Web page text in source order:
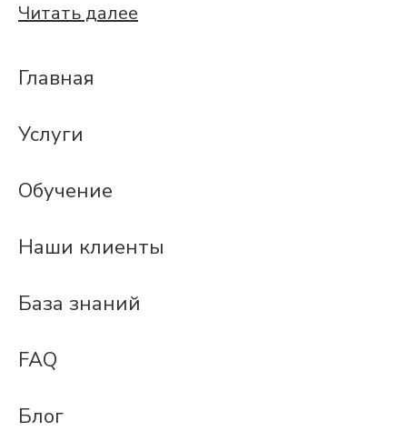
Главная
Услуги
Обучение
Наши клиенты
База знаний
FAQ
Блог
Читать далее